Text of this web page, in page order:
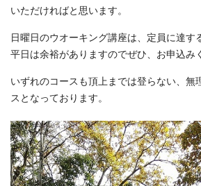
いただければと思います。
日曜日のウオーキング講座は、定員に達す
平日は余裕がありますのでぜひ、お申込み
いずれのコースも頂上までは登らない、無
スとなっております。